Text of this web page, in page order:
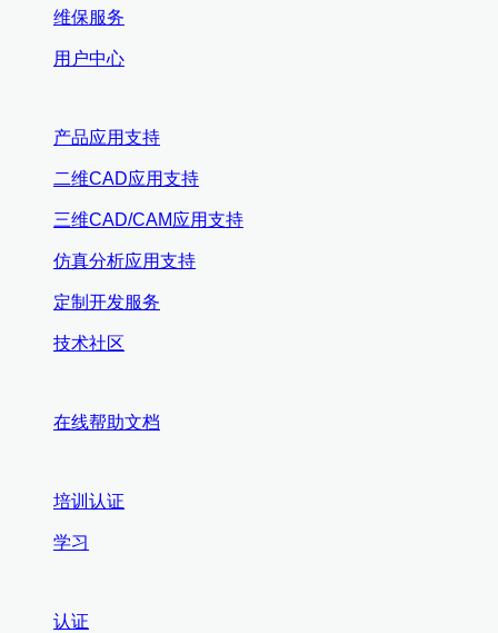
维保服务
用户中心
产品应用支持
二维CAD应用支持
三维CAD/CAM应用支持
仿真分析应用支持
定制开发服务
技术社区
在线帮助文档
培训认证
学习
认证